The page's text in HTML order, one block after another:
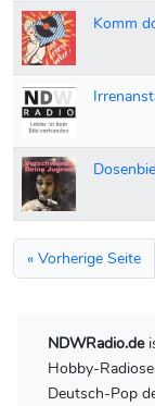
Komm
« Vorherige Seite
NDWRadio.de
Hobby-
Deutsch-Pop